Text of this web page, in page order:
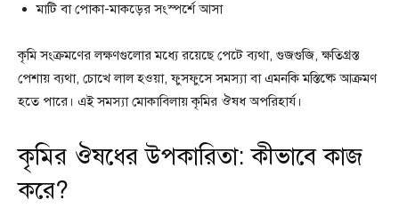
মাটি বা পোকা-মাকড়ের সংস্পর্শে আসা
কৃমি সংক্রমণের লক্ষণগুলোর মধ্যে রয়েছে পেটে ব্যথা, গুজগুজি, ক্ষতিগ্রস্ত
পেশায় ব্যথা, চোখে লাল হওয়া, ফুসফুসে সমস্যা বা এমনকি মস্তিষ্কে আক্রমণ
হতে পারে। এই সমস্যা মোকাবিলায় কৃমির ঔষধ অপরিহার্য।
কৃমির ঔষধের উপকারিতা: কীভাবে কাজ
করে?